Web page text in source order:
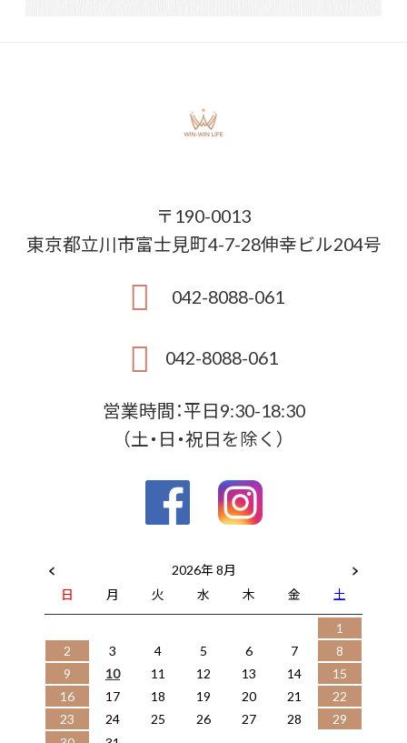
〒190-0013
東京都立川市富士見町4-7-28伸幸ビル204号
042-8088-061
042-8088-061
営業時間：平日9:30-18:30
（土・日・祝日を除く）
2026年 8月
日
月 火 水 木 金
土
1
2
3 4 5 6 7
8
9
10 11 12 13 14
15
16
17 18 19 20 21
22
23
24 25 26 27 28
29